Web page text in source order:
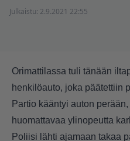
Julkaistu: 2.9.2021 22:55
Orimattilassa tuli tänään
henkilöauto, joka päätettiin
Partio kääntyi auton
huomattavaa ylinopeutta
Poliisi lähti ajamaan takaa